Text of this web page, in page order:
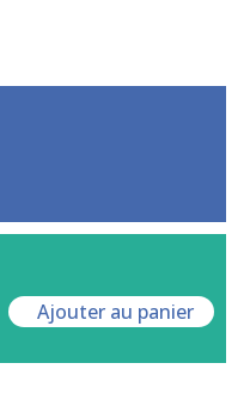
Ajouter au panier